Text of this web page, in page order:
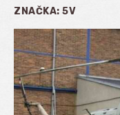
ZNAČKA: 5V